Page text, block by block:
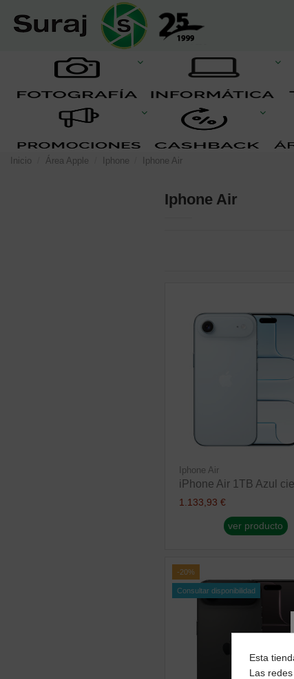
Inicio Área Apple Iphone Iphone Air
Iphone Air
Iphone Air
iPhone Air 1TB Azul
1.133,93 €
ver producto
-20%
Consultar disponibilidad
Esta
Las